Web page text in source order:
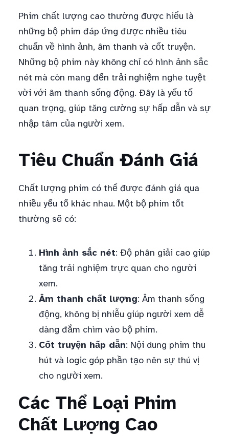
Phim chất lượng cao thường được hiểu là
những bộ phim đáp ứng được nhiều tiêu
chuẩn về hình ảnh, âm thanh và cốt truyện.
Những bộ phim này không chỉ có hình ảnh sắc
nét mà còn mang đến trải nghiệm nghe tuyệt
vời với âm thanh sống động. Đây là yếu tố
quan trọng, giúp tăng cường sự hấp dẫn và sự
nhập tâm của người xem.
Tiêu Chuẩn Đánh Giá
Chất lượng phim có thể được đánh giá qua
nhiều yếu tố khác nhau. Một bộ phim tốt
thường sẽ có:
Hình ảnh sắc nét: Độ phân giải cao giúp
tăng trải nghiệm trực quan cho người
xem.
Âm thanh chất lượng: Âm thanh sống
động, không bị nhiễu giúp người xem dễ
dàng đắm chìm vào bộ phim.
Cốt truyện hấp dẫn: Nội dung phim thu
hút và logic góp phần tạo nên sự thú vị
cho người xem.
Các Thể Loại Phim
Chất Lượng Cao